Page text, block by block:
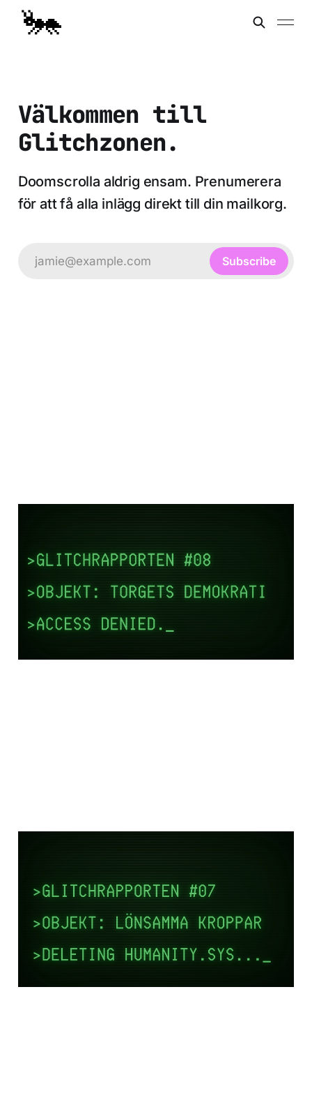
Välkommen till
Glitchzonen.
Doomscrolla aldrig ensam. Prenumerera
för att få alla inlägg direkt till din mailkorg.
jamie@example.com Subscribe
Infrastrukturen som
hatar dig (och
demokratin)
27 mar 20267 min read Paid
invandraren"
20 feb 20264 min read Paid